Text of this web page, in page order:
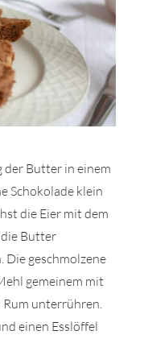
der Butter in einem
Schokolade klein
die Eier mit dem
die Butter
Die geschmolzene
gemeinem mit
unterrühren.
einen Esslöffel